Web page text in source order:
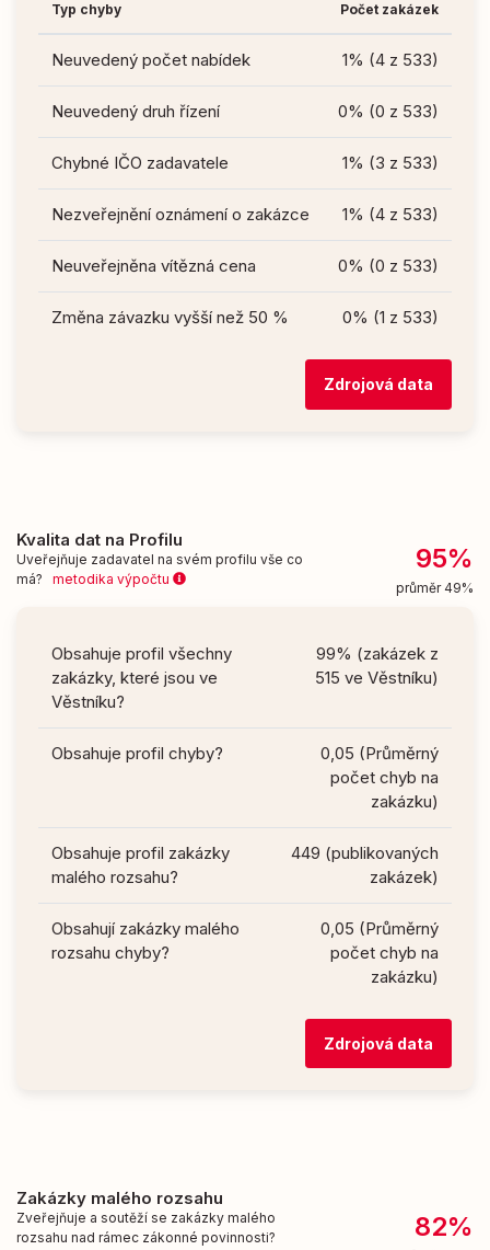
Typ chyby Počet zakázek
Neuvedený počet nabídek 1% (4 z 533)
Neuvedený druh řízení 0% (0 z 533)
Chybné IČO zadavatele 1% (3 z 533)
Nezveřejnění oznámení o zakázce 1% (4 z 533)
Neuveřejněna vítězná cena 0% (0 z 533)
Změna závazku vyšší než 50 % 0% (1 z 533)
Zdrojová data
Kvalita dat na Profilu
Uveřejňuje zadavatel na svém profilu vše co
má? metodika výpočtu
95%
průměr 49%
Obsahuje profil všechny
zakázky, které jsou ve
Věstníku?
99% (zakázek z
515 ve Věstníku)
Obsahuje profil chyby?
0,05 (Průměrný
počet chyb na
zakázku)
Obsahuje profil zakázky
malého rozsahu?
449 (publikovaných
zakázek)
Obsahují zakázky malého
rozsahu chyby?
0,05 (Průměrný
počet chyb na
zakázku)
Zdrojová data
Zakázky malého rozsahu
Zveřejňuje a soutěží se zakázky malého
rozsahu nad rámec zákonné povinnosti?
82%